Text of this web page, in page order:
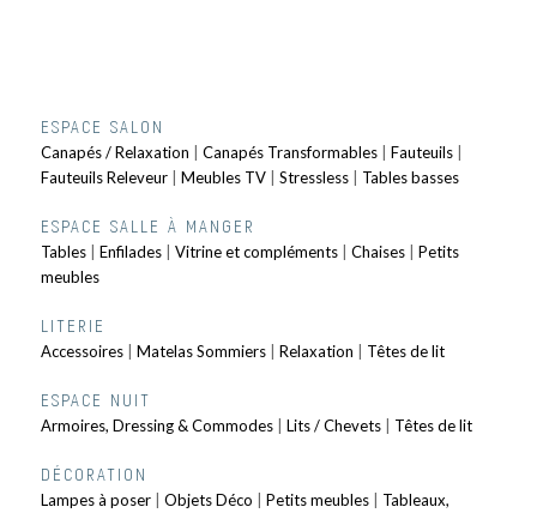
ESPACE SALON
Canapés / Relaxation Canapés Transformables| Fauteuils|
Fauteuils Releveur| Meubles TV| Stressless| Tables basses
ESPACE SALLE À MANGER
Tables| Enfilades| Vitrine et compléments| Chaises| Petits
meubles
LITERIE
Accessoires| Matelas Sommiers| Relaxation Têtes de lit
ESPACE NUIT
Armoires, Dressing & Commodes| Lits / Chevets| Têtes de lit
DÉCORATION
Lampes à poser| Objets Déco Petits meubles| Tableaux,